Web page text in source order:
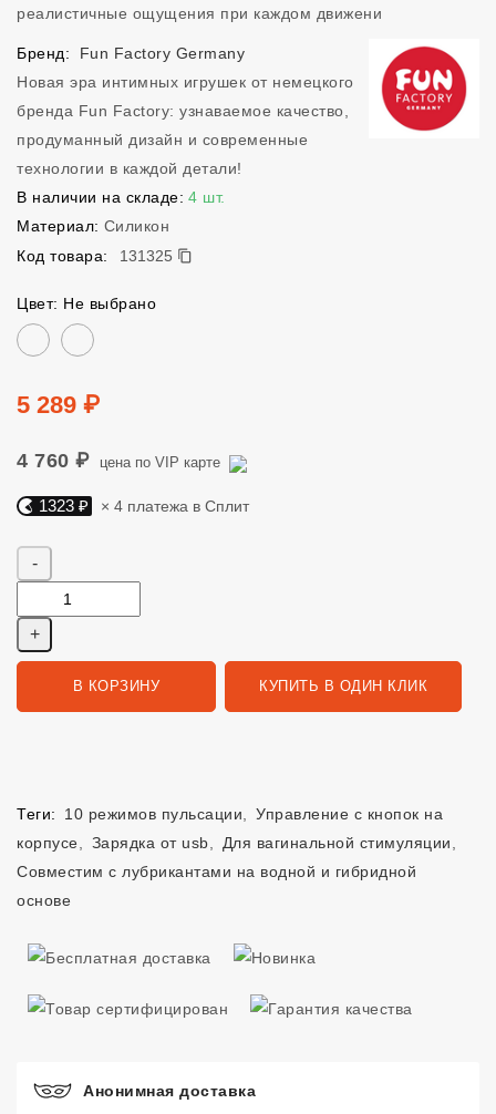
реалистичные ощущения при каждом движени
Бренд:
Fun Factory Germany
Новая эра интимных игрушек от немецкого
бренда Fun Factory: узнаваемое качество,
продуманный дизайн и современные
технологии в каждой детали!
В наличии на складе: 4 шт.
Материал: Силикон
Код товара:
131325
131325
Цвет: Не выбрано
Цвет
Цена
5 289 ₽
4 760 ₽ цена по VIP карте
Яндекс Сплит. 1323 руб, 4 платежа в Сплит
1323 ₽ × 4 платежа в Сплит
В КОРЗИНУ КУПИТЬ В ОДИН КЛИК
Теги: 10 режимов пульсации
Управление с кнопок на
корпусе
Зарядка от usb Для вагинальной стимуляции
Совместим с лубрикантами на водной и гибридной
основе
Анонимная доставка